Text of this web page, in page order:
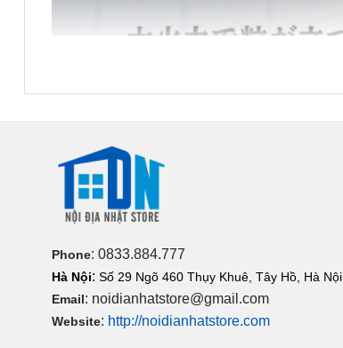
Phone: 0833.884.777
Hà Nội: Số 29 Ngõ 460 Thụy Khuê, Tây Hồ, Hà Nội
Email: noidianhatstore@gmail.com
Website: http://noidianhatstore.com